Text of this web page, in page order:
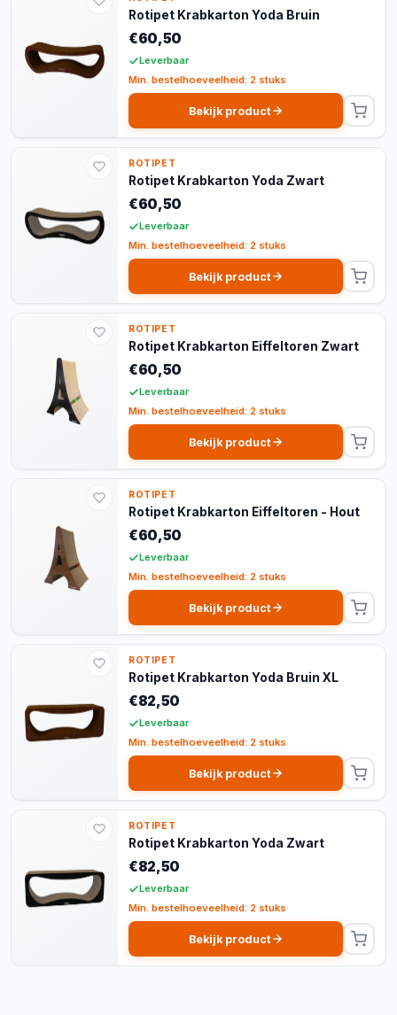
Rotipet Krabkarton Yoda Bruin
€60,50
Leverbaar
Min. bestelhoeveelheid: 2 stuks
Bekijk product
ROTIPET
Rotipet Krabkarton Yoda Zwart
€60,50
Leverbaar
Min. bestelhoeveelheid: 2 stuks
Bekijk product
ROTIPET
Rotipet Krabkarton Eiffeltoren Zwart
€60,50
Leverbaar
Min. bestelhoeveelheid: 2 stuks
Bekijk product
ROTIPET
Rotipet Krabkarton Eiffeltoren - Hout
€60,50
Leverbaar
Min. bestelhoeveelheid: 2 stuks
Bekijk product
ROTIPET
Rotipet Krabkarton Yoda Bruin XL
€82,50
Leverbaar
Min. bestelhoeveelheid: 2 stuks
Bekijk product
ROTIPET
Rotipet Krabkarton Yoda Zwart
€82,50
Leverbaar
Min. bestelhoeveelheid: 2 stuks
Bekijk product